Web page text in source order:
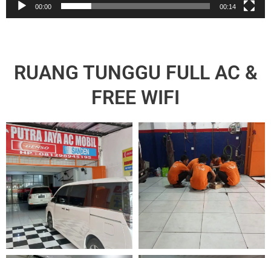
00:00 00:14
RUANG TUNGGU FULL AC &
FREE WIFI